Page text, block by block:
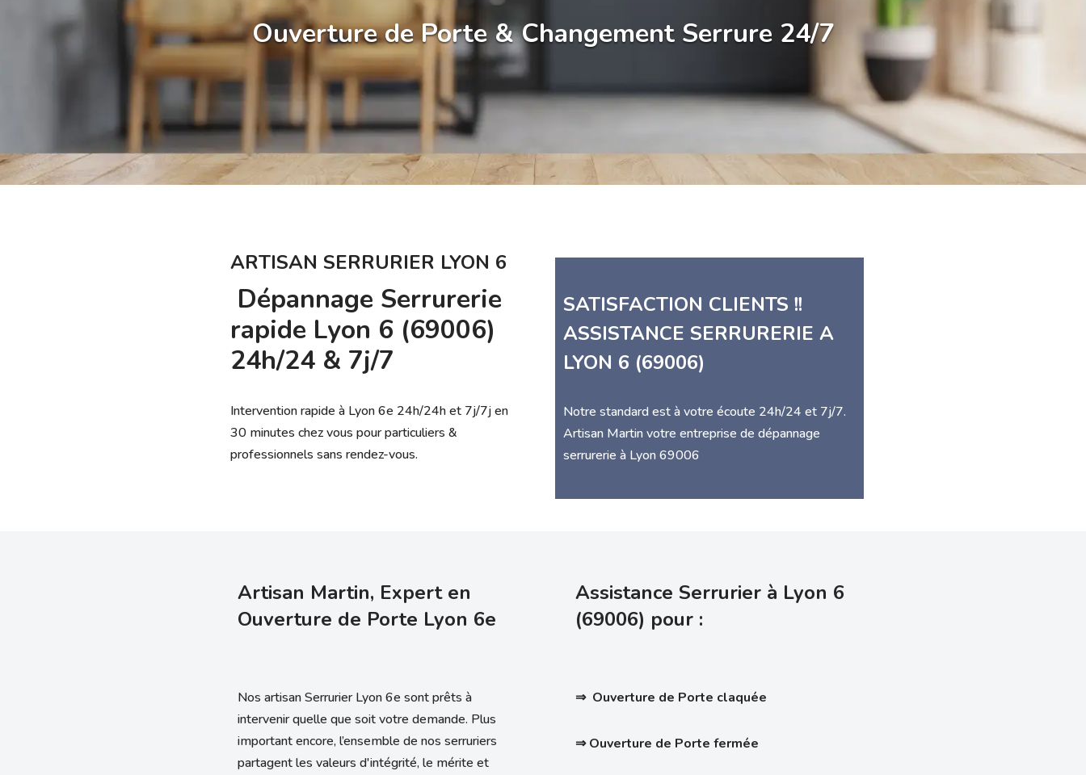
Ouverture de Porte & Changement Serrure 24/7
ARTISAN SERRURIER LYON 6
Dépannage Serrurerie
rapide Lyon 6 (69006)
24h/24 & 7j/7
Intervention rapide à Lyon 6e 24h/24h et 7j/7j en
30 minutes chez vous pour particuliers &
professionnels sans rendez-vous.
SATISFACTION CLIENTS !!
ASSISTANCE SERRURERIE A
LYON 6 (69006)
Notre standard est à votre écoute 24h/24 et 7j/7.
Artisan Martin votre entreprise de dépannage
serrurerie à Lyon 69006
Artisan Martin, Expert en
Ouverture de Porte Lyon 6e
Nos artisan Serrurier Lyon 6e sont prêts à
intervenir quelle que soit votre demande. Plus
important encore, l’ensemble de nos serruriers
partagent les valeurs d'intégrité, le mérite et
Assistance Serrurier à Lyon 6
(69006) pour :
⇒ Ouverture de Porte claquée
⇒ Ouverture de Porte fermée